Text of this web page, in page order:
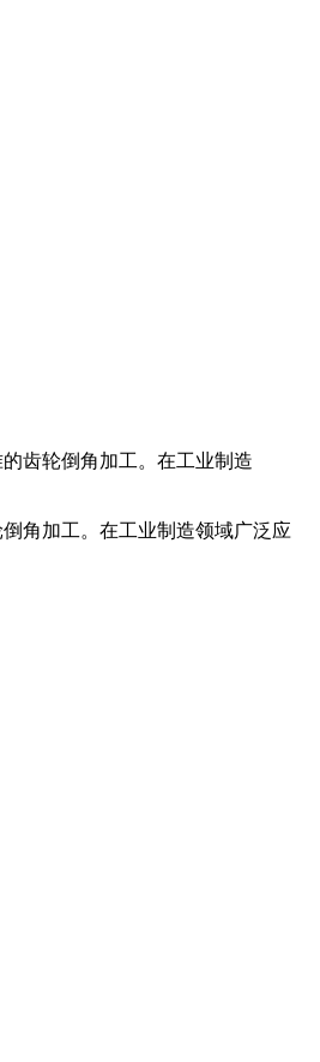
齿轮倒角加工。在工业制造
角加工。在工业制造领域广泛应